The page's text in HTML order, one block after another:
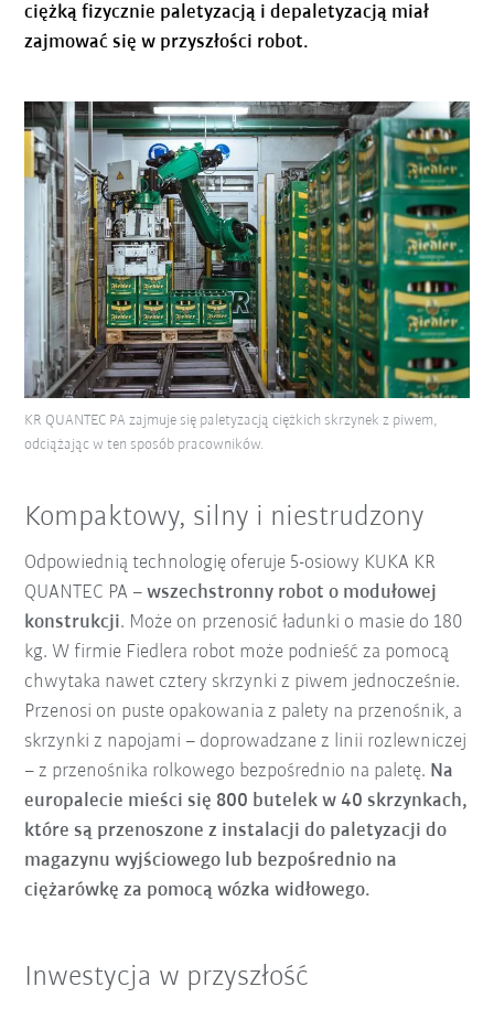
ciężką fizycznie paletyzacją i depaletyzacją miał
zajmować się w przyszłości robot.
KR QUANTEC PA zajmuje się paletyzacją ciężkich skrzynek z piwem,
odciążając w ten sposób pracowników.
Kompaktowy, silny i niestrudzony
Odpowiednią technologię oferuje 5-osiowy KUKA KR
QUANTEC PA –wszechstronny robot o modułowej
konstrukcji. Może on przenosić ładunki o masie do 180
kg. W firmie Fiedlera robot może podnieść za pomocą
chwytaka nawet cztery skrzynki z piwem jednocześnie.
Przenosi on puste opakowania z palety na przenośnik, a
skrzynki z napojami – doprowadzane z linii rozlewniczej
– z przenośnika rolkowego bezpośrednio na paletę. Na
europalecie mieści się 800 butelek w 40 skrzynkach,
które są przenoszone z instalacji do paletyzacji do
magazynu wyjściowego lub bezpośrednio na
ciężarówkę za pomocą wózka widłowego.
Inwestycja w przyszłość